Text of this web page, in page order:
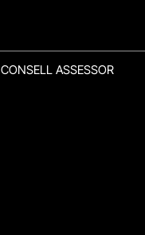
CONSELL ASSESSOR